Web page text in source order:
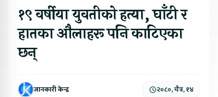
१९ वर्षीया युवतीको हत्या, घाँटी र
हातका औलाहरू पनि काटिएका
छन्
जानकारी केन्द्र २०८०, चैत्र, १४